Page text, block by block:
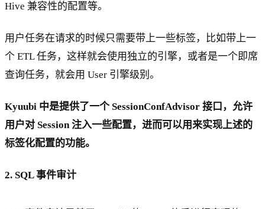
Hive 兼容性的配置等。
用户任务在请求的时候只需要带上一些标签，比如带上一
个 ETL 任务，这样就会使用独立的引擎，或者是一个即席
查询任务，就会用 User 引擎级别。
Kyuubi 中是提供了一个 SessionConfAdvisor 接口，允许
用户对 Session 注入一些配置，进而可以用来实现上述的
标签化配置的功能。
2. SQL 事件审计